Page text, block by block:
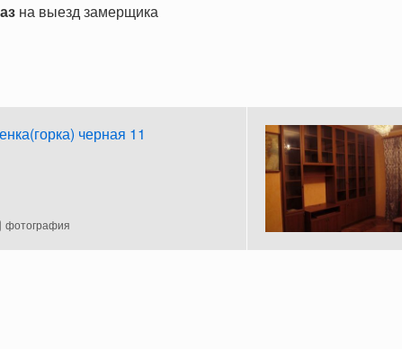
на выезд замерщика
черная 11
фотография